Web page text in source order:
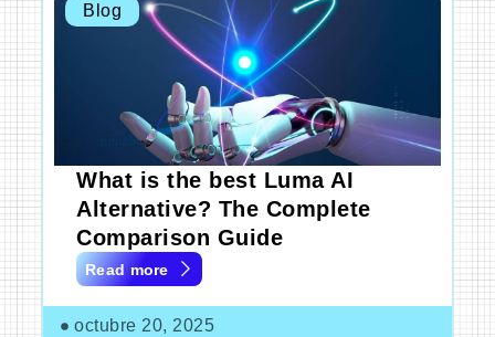
Blog
What is the best Luma AI
Alternative? The Complete
Comparison Guide
Read more
octubre 20, 2025